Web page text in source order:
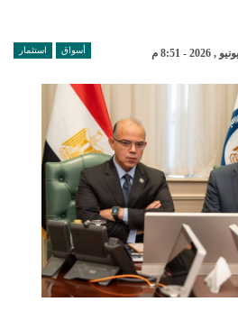
أسواق استثمار